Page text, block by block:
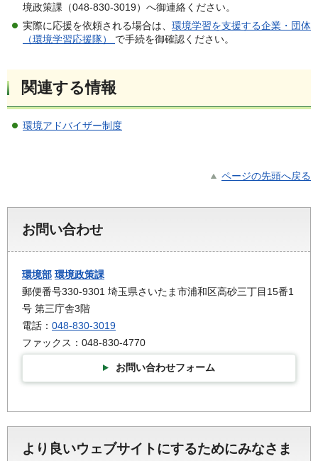
境政策課（048-830-3019）へ御連絡ください。
実際に応援を依頼される場合は、 環境学習を支援する企業・団体
（環境学習応援隊） で手続を御確認ください。
関連する情報
環境アドバイザー制度
ページの先頭へ戻る
お問い合わせ
環境部 環境政策課
郵便番号330-9301 埼玉県さいたま市浦和区高砂三丁目15番1
号 第三庁舎3階
電話： 048-830-3019
ファックス：048-830-4770
お問い合わせフォーム
より良いウェブサイトにするためにみなさま